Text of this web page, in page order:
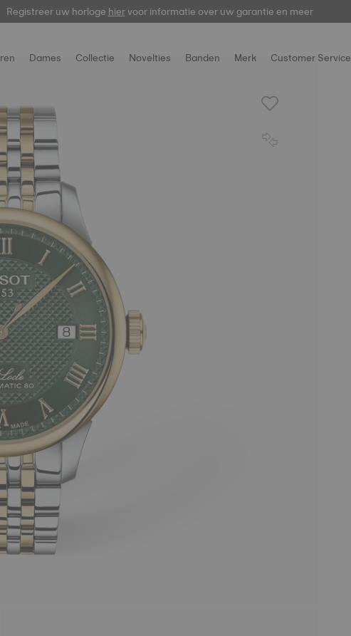
Registreer uw horlogehiervoor informatie over uw garantie en meer
Dames Collectie Novelties Banden Merk Customer Service